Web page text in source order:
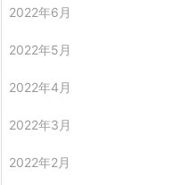
2022年6月
2022年5月
2022年4月
2022年3月
2022年2月